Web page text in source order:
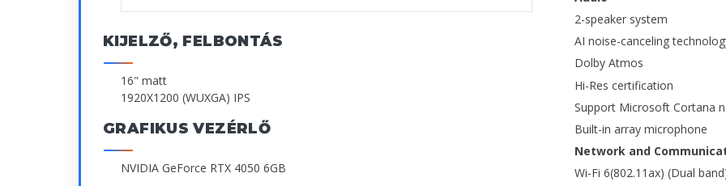
KIJELZŐ, FELBONTÁS
16" matt
1920X1200 (WUXGA) IPS
GRAFIKUS VEZÉRLŐ
NVIDIA GeForce RTX 4050 6GB
2-speaker system
AI noise-canceling
Dolby Atmos
Hi-Res certification
Support Microsoft Cortana
Built-in array microphone
Network and
Wi-Fi 6(802.11ax) (Dual